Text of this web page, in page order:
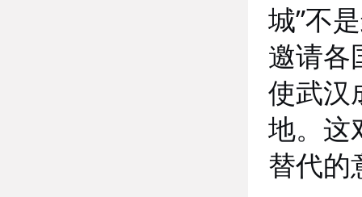
城”不
邀请各
使武汉
地。这
替代的